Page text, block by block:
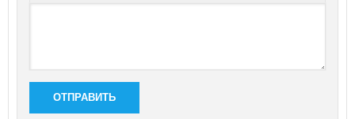
ОТПРАВИТЬ